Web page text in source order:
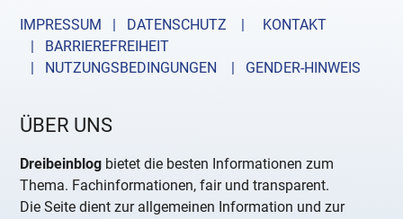
IMPRESSUM | DATENSCHUTZ |
KONTAKT
| BARRIEREFREIHEIT
| NUTZUNGSBEDINGUNGEN
| GENDER-HINWEIS
ÜBER UNS
Dreibeinblog bietet die besten Informationen zum
Thema. Fachinformationen, fair und transparent.
Die Seite dient zur allgemeinen Information und zur